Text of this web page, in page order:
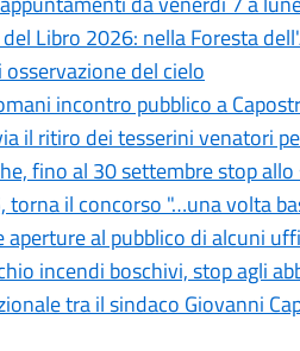
Libro 2026: nella Foresta
del cielo
incontro pubblico a
il ritiro dei tesserini venatori
fino al 30 settembre stop
torna il concorso "…una volta
aperture al pubblico di alcuni
incendi boschivi, stop agli
tra il sindaco Giovanni